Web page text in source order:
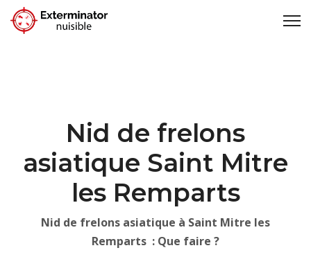
Nid de frelons
asiatique Saint Mitre
les Remparts
Nid de frelons asiatique à Saint Mitre les
Remparts : Que faire ?